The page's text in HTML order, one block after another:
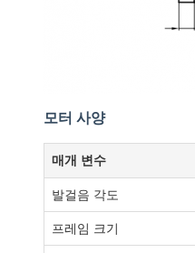
모터 사양
매개 변수
발걸음 각도
프레임 크기